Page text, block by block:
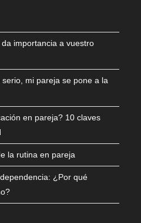
importancia a vuestro
mi pareja se pone a la
en pareja? 10 claves
la rutina en pareja
¿Por qué